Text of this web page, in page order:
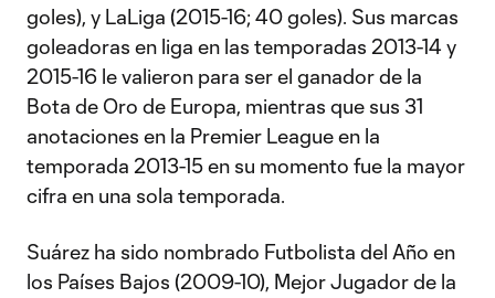
goles), y LaLiga (2015-16; 40 goles). Sus marcas
goleadoras en liga en las temporadas 2013-14 y
2015-16 le valieron para ser el ganador de la
Bota de Oro de Europa, mientras que sus 31
anotaciones en la Premier League en la
temporada 2013-15 en su momento fue la mayor
cifra en una sola temporada.
Suárez ha sido nombrado Futbolista del Año en
los Países Bajos (2009-10), Mejor Jugador de la